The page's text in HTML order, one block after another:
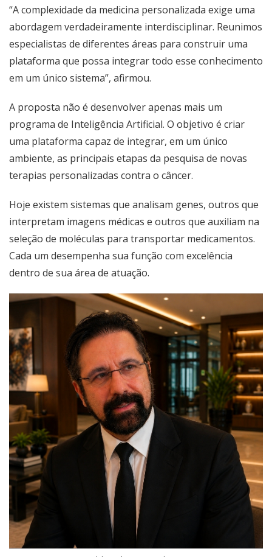
“A complexidade da medicina personalizada exige uma
abordagem verdadeiramente interdisciplinar. Reunimos
especialistas de diferentes áreas para construir uma
plataforma que possa integrar todo esse conhecimento
em um único sistema”, afirmou.
A proposta não é desenvolver apenas mais um
programa de Inteligência Artificial. O objetivo é criar
uma plataforma capaz de integrar, em um único
ambiente, as principais etapas da pesquisa de novas
terapias personalizadas contra o câncer.
Hoje existem sistemas que analisam genes, outros que
interpretam imagens médicas e outros que auxiliam na
seleção de moléculas para transportar medicamentos.
Cada um desempenha sua função com excelência
dentro de sua área de atuação.